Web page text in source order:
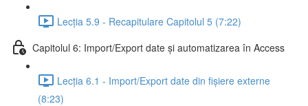
Lecția 5.9 - Recapitulare Capitolul 5 (7:22)
Capitolul 6: Import/Export date și automatizarea în Access
Lecția 6.1 - Import/Export date din fișiere externe
(8:23)